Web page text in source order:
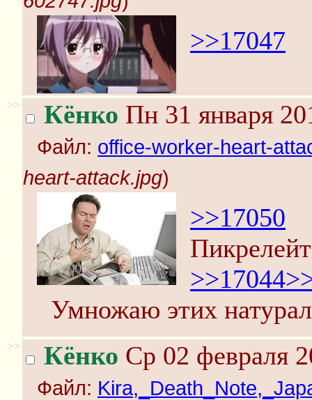
>>17047
>> Кёнко Пн 31 января
Файл: office-worker-heart-
heart-attack.jpg)
>>17050
>>17044
Умножаю этих
>> Кёнко Ср 02 февраля
Файл: